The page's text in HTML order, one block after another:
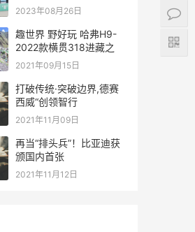
2023年08月26日
趣世界 野好玩 哈弗H9-
2022款横贯318进藏之
2021年09月15日
打破传统·突破边界,德赛
西威“创领智行
2021年11月09日
再当“排头兵”！比亚迪获
颁国内首张
2021年11月12日